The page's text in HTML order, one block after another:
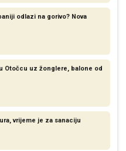
odlazi na gorivo? Nova
Otočcu uz žonglere, balone od
vrijeme je za sanaciju